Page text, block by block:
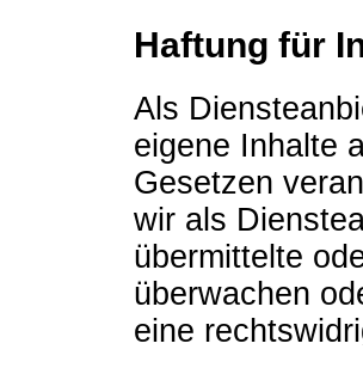
Haftung für
Als
eigene Inhalte
Gesetzen
wir als
übermittelte
überwachen
eine